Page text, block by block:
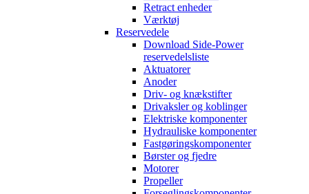
Retract enheder
Værktøj
Reservedele
Download Side-Power
reservedelsliste
Aktuatorer
Anoder
Driv- og knækstifter
Drivaksler og koblinger
Elektriske komponenter
Hydrauliske komponenter
Fastgøringskomponenter
Børster og fjedre
Motorer
Propeller